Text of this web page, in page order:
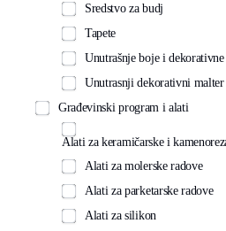
Sredstvo za budj
Tapete
Unutrašnje boje i
Unutrasnji dekorativni malter
Građevinski program i alati
Alati za keramičarske i
Alati za molerske radove
Alati za parketarske radove
Alati za silikon